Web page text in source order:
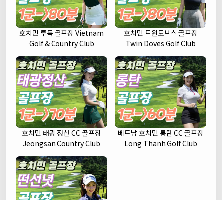
호치민 투득 골프장 Vietnam
Golf & Country Club
호치민 트윈도브스 골프장
Twin Doves Golf Club
호치민 태광 정산 CC 골프장
Jeongsan Country Club
베트남 호치민 롱탄 CC 골프장
Long Thanh Golf Club